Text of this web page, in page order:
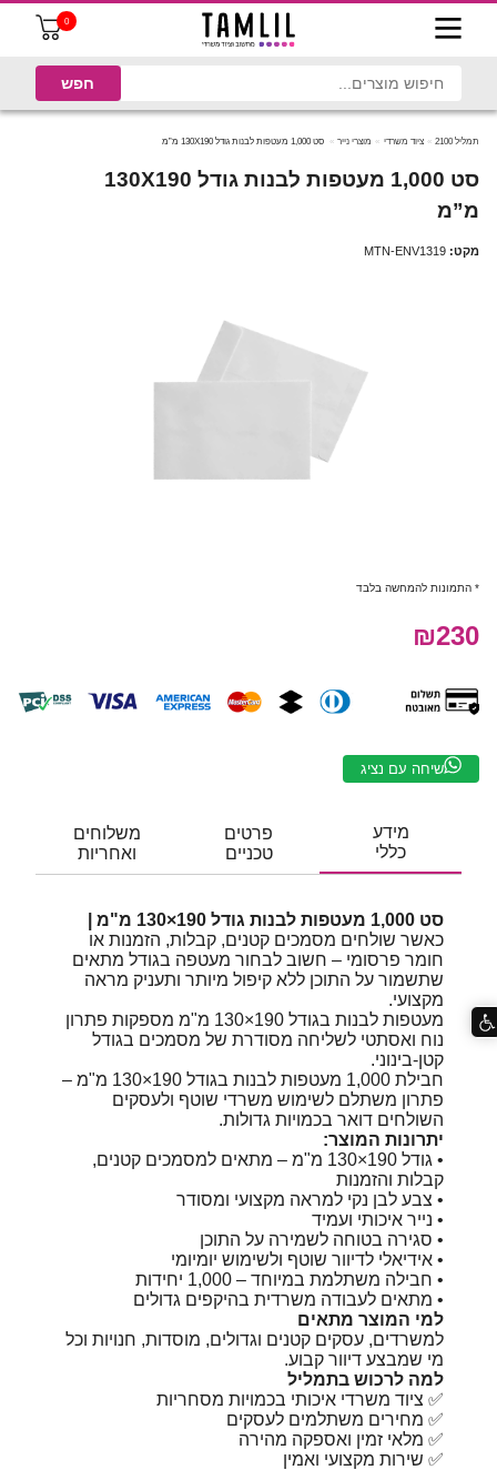
0
תמליל 2100 ציוד משרדי מוצרי נייר סט 1,000 מעטפות לבנות גודל 130X190 מ”מ
סט 1,000 מעטפות לבנות גודל 130X190
מ”מ
מקט: MTN-ENV1319
* התמונות להמחשה בלבד
₪230
שיחה עם נציג
מידע
כללי
פרטים
טכניים
משלוחים
ואחריות
סט 1,000 מעטפות לבנות גודל 190×130 מ"מ |
כאשר שולחים מסמכים קטנים, קבלות, הזמנות או
חומר פרסומי – חשוב לבחור מעטפה בגודל מתאים
שתשמור על התוכן ללא קיפול מיותר ותעניק מראה
מקצועי.
מעטפות לבנות בגודל 190×130 מ"מ מספקות פתרון
נוח ואסתטי לשליחה מסודרת של מסמכים בגודל
קטן-בינוני.
חבילת 1,000 מעטפות לבנות בגודל 190×130 מ"מ –
פתרון משתלם לשימוש משרדי שוטף ולעסקים
השולחים דואר בכמויות גדולות.
יתרונות המוצר:
• גודל ‎130×190 מ"מ‎ – מתאים למסמכים קטנים,
קבלות והזמנות
• צבע לבן נקי למראה מקצועי ומסודר
• נייר איכותי ועמיד
• סגירה בטוחה לשמירה על התוכן
• אידיאלי לדיוור שוטף ולשימוש יומיומי
• חבילה משתלמת במיוחד – 1,000 יחידות
• מתאים לעבודה משרדית בהיקפים גדולים
למי המוצר מתאים
למשרדים, עסקים קטנים וגדולים, מוסדות, חנויות וכל
מי שמבצע דיוור קבוע.
למה לרכוש בתמליל
✅ ציוד משרדי איכותי בכמויות מסחריות
✅ מחירים משתלמים לעסקים
✅ מלאי זמין ואספקה מהירה
✅ שירות מקצועי ואמין